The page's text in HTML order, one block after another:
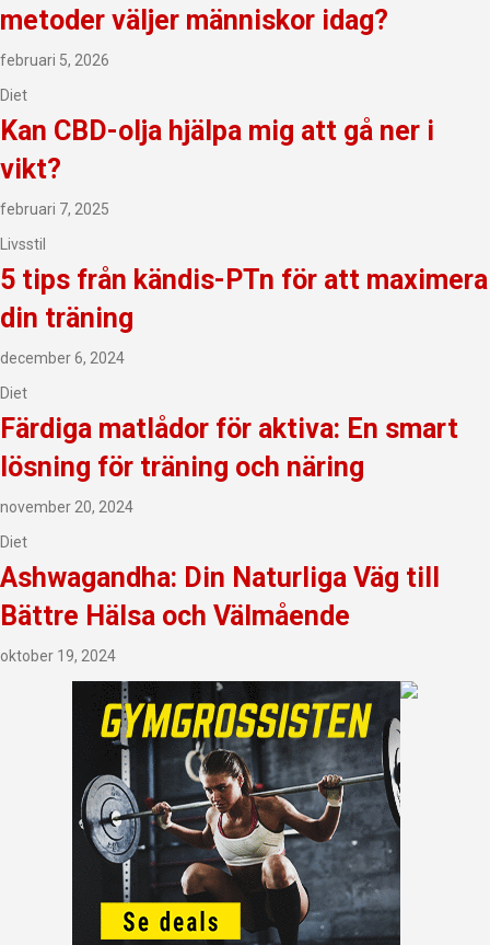
metoder väljer människor idag?
februari 5, 2026
Diet
Kan CBD-olja hjälpa mig att gå ner i
vikt?
februari 7, 2025
Livsstil
5 tips från kändis-PTn för att maximera
din träning
december 6, 2024
Diet
Färdiga matlådor för aktiva: En smart
lösning för träning och näring
november 20, 2024
Diet
Ashwagandha: Din Naturliga Väg till
Bättre Hälsa och Välmående
oktober 19, 2024